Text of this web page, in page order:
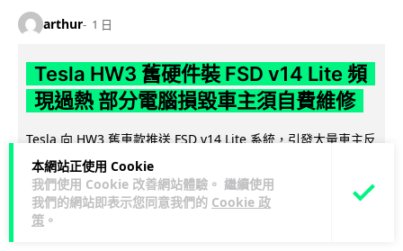
本網站正使用 Cookie
我們使用 Cookie 改善網站體驗。 繼續使用
我們的網站即表示您同意我們的 Cookie 政
策 。
arthur 1 日
Tesla HW3 舊硬件裝 FSD v14 Lite 頻
現過熱 部分電腦損毀車主須自費維修
Tesla 向 HW3 舊車款推送 FSD v14 Lite 系統，引發大量車主反
映自動駕駛電腦嚴重過熱，部分更觸發高溫保護甚至直接燒
毀，須...
閱讀全文
10